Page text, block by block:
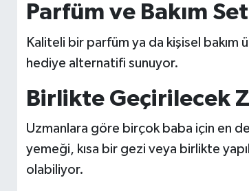
Parfüm ve Bakım
Kaliteli bir parfüm ya da kişisel bakım
hediye alternatifi sunuyor.
Birlikte Geçirilecek
Uzmanlara göre birçok baba için en
yemeği, kısa bir gezi veya birlikte
olabiliyor.